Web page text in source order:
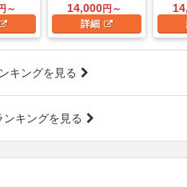
～
14,000円～
詳細
キングを見る
キングを見る